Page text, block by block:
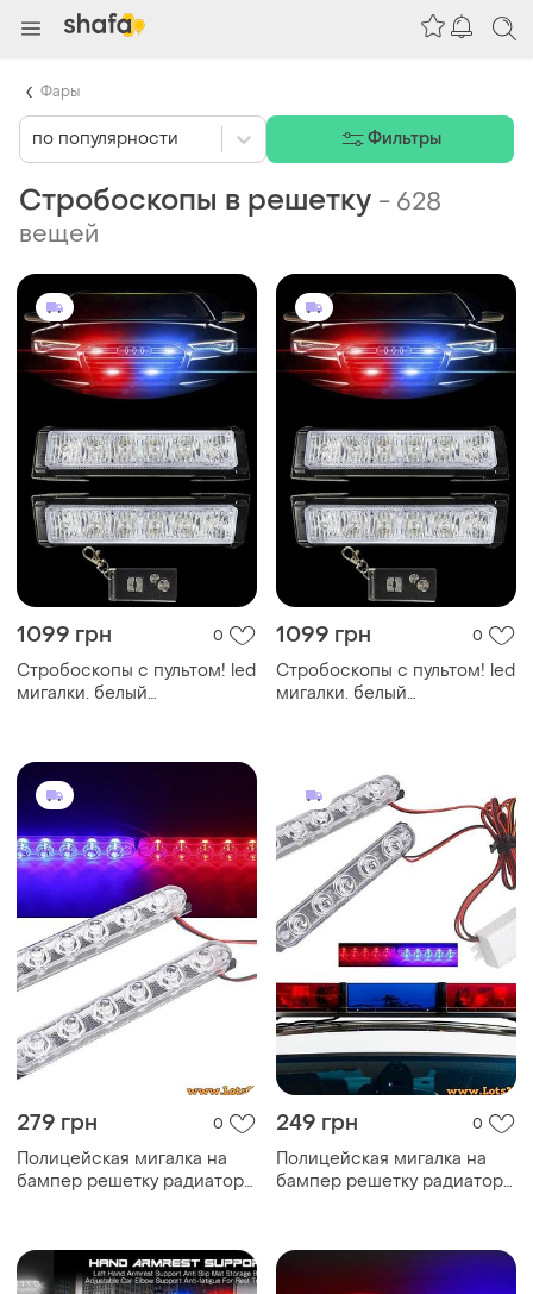
Стробоскопы в решетку - 628
вещей
1099 грн 0
Стробоскопы с пультом! led
мигалки. белый
просто фары!
1099 грн 0
Стробоскопы с пультом! led
мигалки. белый
279 грн 0
Полицейская мигалка на
бампер решетку радиатора
стробоскоп 6
249 грн 0
Полицейская мигалка на
бампер решетку радиатора
стробоскоп 5
по популярности Фильтры
Фары